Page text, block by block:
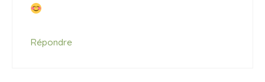
Répondre